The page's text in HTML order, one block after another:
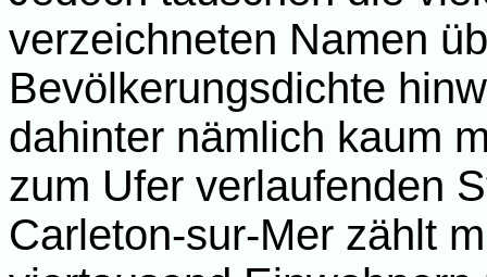
verzeichneten Namen
Bevölkerungsdichte
dahinter nämlich kaum
zum Ufer verlaufenden
Carleton-sur-Mer zählt